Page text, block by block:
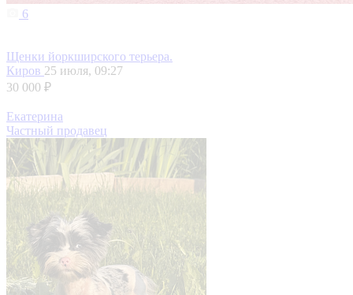
6
Щенки йоркширского терьера.
Киров 25 июля, 09:27
30 000 ₽
Екатерина
Частный продавец